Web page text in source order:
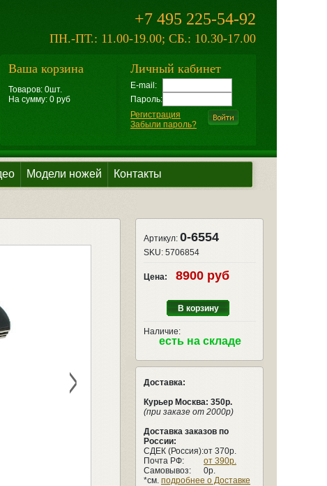
+7 495 225-54-92
ПН.-ПТ.: 11.00-19.00; СБ.: 10.30-17.00
Ваша корзина
Товаров: 0шт.
На сумму: 0 руб
Личный кабинет
E-mail:
Пароль:
Регистрация
Забыли пароль?
Модели ножей Контакты
>
Артикул: 0-6554
SKU: 5706854
Цена: 8900 руб
В корзину
Наличие:
есть на складе
Доставка:
Курьер Москва: 350р.
(при заказе от 2000р)
Доставка заказов по
России:
СДЕК (Россия):от 370р.
Почта РФ:
от 390р.
Самовывоз:
0р.
*см. подробнее о Доставке